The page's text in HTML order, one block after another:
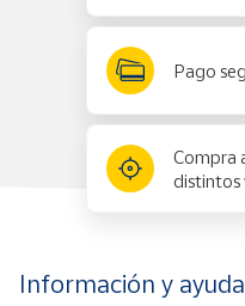
Pago
Compra
distintos
Información y ayuda